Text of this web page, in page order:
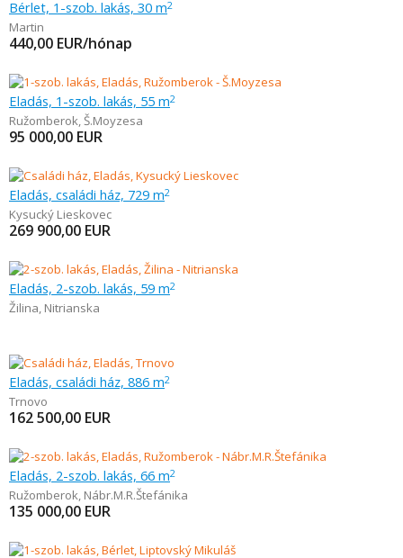
Bérlet, 1-szob. lakás, 30 m2
Martin
440,00 EUR/hónap
Eladás, 1-szob. lakás, 55 m2
Ružomberok,Š.Moyzesa
95 000,00 EUR
Eladás, családi ház, 729 m2
Kysucký Lieskovec
269 900,00 EUR
Eladás, 2-szob. lakás, 59 m2
Žilina, Nitrianska
Eladás, családi ház, 886 m2
Trnovo
162 500,00 EUR
Eladás, 2-szob. lakás, 66 m2
Ružomberok, Nábr.M.R.Štefánika
135 000,00 EUR